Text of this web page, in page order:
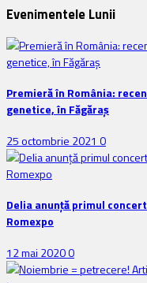
Evenimentele Lunii
Premieră în România:
genetice, în Făgăraș
25 octombrie 2021 0
Delia anunţă primul
Romexpo
12 mai 20200